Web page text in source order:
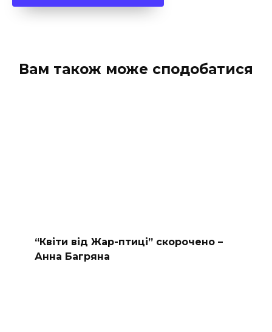
Вам також може сподобатися
“Квіти від Жар-птиці” скорочено –
Анна Багряна